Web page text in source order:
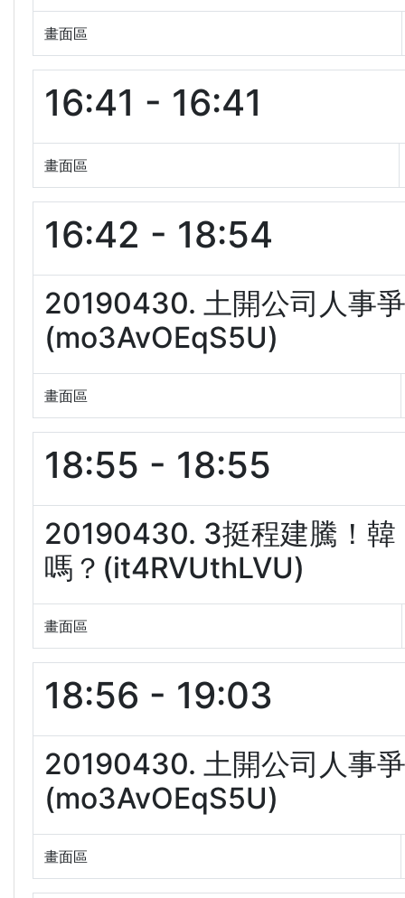
畫面區
16:41 - 16:41
畫面區
16:42 - 18:54
20190430. 土開公司人事
(mo3AvOEqS5U)
畫面區
18:55 - 18:55
20190430. 3挺程建騰！韓
嗎？(it4RVUthLVU)
畫面區
18:56 - 19:03
20190430. 土開公司人事
(mo3AvOEqS5U)
畫面區